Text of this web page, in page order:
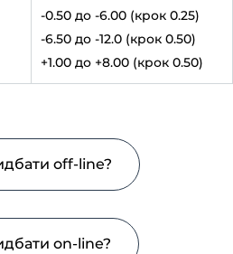
-0.50 до -6.00 (крок 0.25)
-6.50 до -12.0 (крок 0.50)
+1.00 до +8.00 (крок 0.50)
off-line?
on-line?